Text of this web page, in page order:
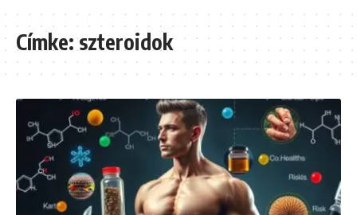
Címke:szteroidok